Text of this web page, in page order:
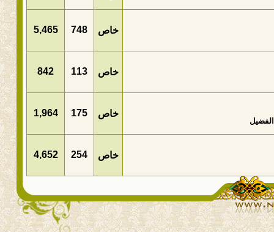
خاص 748
5,465
خاص 113
842
خاص 175
1,964
خاص 254
4,652